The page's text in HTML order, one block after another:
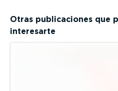
Otras publicaciones que
interesarte